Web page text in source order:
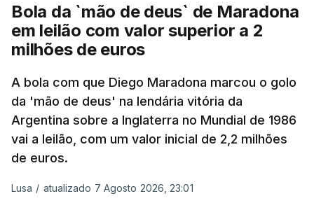
Bola da `mão de deus` de Maradona
em leilão com valor superior a 2
milhões de euros
A bola com que Diego Maradona marcou o golo
da 'mão de deus' na lendária vitória da
Argentina sobre a Inglaterra no Mundial de 1986
vai a leilão, com um valor inicial de 2,2 milhões
de euros.
Lusa / atualizado 7 Agosto 2026, 23:01